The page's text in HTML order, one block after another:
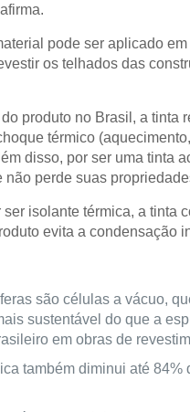
pode ser aplicado
os telhados das
produto no Brasil, a tinta
térmico
disso, por ser uma tinta
não perde suas
isolante térmica, a tinta
evita a condensação
são células a vácuo,
sustentável do que a
em obras de
também diminui até